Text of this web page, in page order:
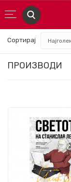
ПРОИЗВОДИ
Сортирај